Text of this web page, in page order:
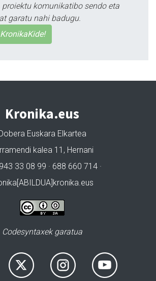
proiektu komunikatibo sendo eta
garatu nahi badugu.
Kronika.eus
Euskara Elkartea
kalea 11, Hernani
33 08 99 · 688 660 714 ·
Codesyntaxek garatua